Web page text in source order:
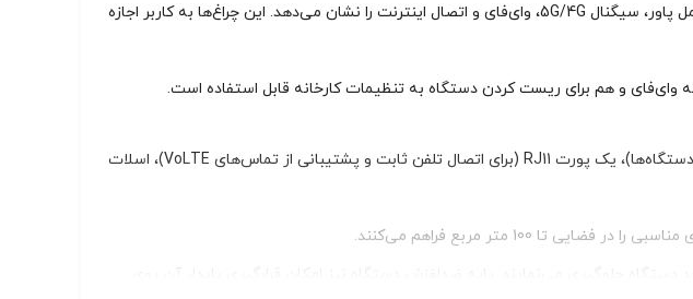
در قسمت بالایی دستگاه، یک صفحه نمایش LED مدور قرار گرفته که به صورت حلقوی چراغ‌های وضعیت مختلف شامل پاور، سیگنال 5G/4G، وای‌فای و اتصال اینترنت را نشان می‌دهد. این چراغ‌ها به کاربر اجازه
در پشت مودم رومیزی ZTE MC801 5G، تمامی درگاه‌های ارتباطی شامل دو پورت LAN گیگابیتی (برای اتصال سیمی دستگاه‌ها)، یک پورت RJ11 (برای اتصال تلفن ثابت و پشتیبانی از تماس‌های VoLTE)، اسلات
متر مربع فراهم می‌کنند.